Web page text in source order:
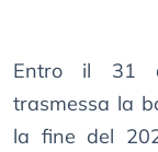
Entro il 31
trasmessa la
la fine del